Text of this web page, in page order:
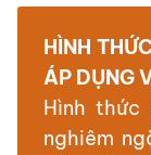
HÌNH
ÁP DỤNG
Hình
nghiêm